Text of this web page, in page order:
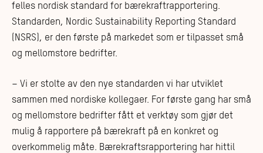
felles nordisk standard for bærekraftrapportering.
Standarden, Nordic Sustainability Reporting Standard
(NSRS), er den første på markedet som er tilpasset små
og mellomstore bedrifter.
– Vi er stolte av den nye standarden vi har utviklet
sammen med nordiske kollegaer. For første gang har små
og mellomstore bedrifter fått et verktøy som gjør det
mulig å rapportere på bærekraft på en konkret og
overkommelig måte. Bærekraftsrapportering har hittil